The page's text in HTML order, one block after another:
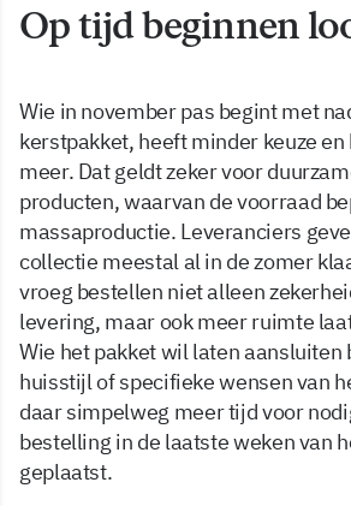
Op tijd beginnen
Wie in november pas begint met
kerstpakket, heeft minder keuze
meer. Dat geldt zeker voor
producten, waarvan de voorraad
massaproductie. Leveranciers
collectie meestal al in de zomer
vroeg bestellen niet alleen
levering, maar ook meer ruimte
Wie het pakket wil laten aansluiten
huisstijl of specifieke wensen van
daar simpelweg meer tijd voor
bestelling in de laatste weken van
geplaatst.